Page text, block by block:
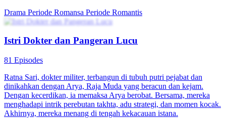
Drama Periode Romansa Periode Romantis
Istri Dokter dan Pangeran Lucu
81 Episodes
Ratna Sari, dokter militer, terbangun di tubuh putri pejabat dan
dinikahkan dengan Arya, Raja Muda yang beracun dan kejam.
Dengan kecerdikan, ia memaksa Arya berobat. Bersama, mereka
menghadapi intrik perebutan takhta, adu strategi, dan momen kocak.
Akhirnya, mereka menang di tengah kekacauan istana.